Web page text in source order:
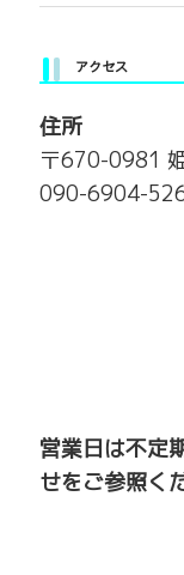
アクセス
住所
〒670-0981
090-6904-
営業日は不定
せをご参照く